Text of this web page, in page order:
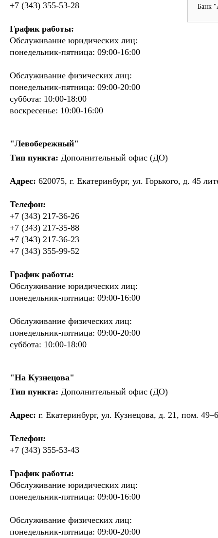
Банк
+7 (343) 355-53-28
График работы:
Обслуживание юридических лиц:
понедельник-пятница: 09:00-16:00
Обслуживание физических лиц:
понедельник-пятница: 09:00-20:00
суббота: 10:00-18:00
воскресенье: 10:00-16:00
"Левобережный"
Тип пункта: Дополнительный офис (ДО)
Адрес: 620075, г. Екатеринбург, ул. Горького, д. 45
Телефон:
+7 (343) 217-36-26
+7 (343) 217-35-88
+7 (343) 217-36-23
+7 (343) 355-99-52
График работы:
Обслуживание юридических лиц:
понедельник-пятница: 09:00-16:00
Обслуживание физических лиц:
понедельник-пятница: 09:00-20:00
суббота: 10:00-18:00
"На Кузнецова"
Тип пункта: Дополнительный офис (ДО)
Адрес: г. Екатеринбург, ул. Кузнецова, д. 21, пом.
Телефон:
+7 (343) 355-53-43
График работы:
Обслуживание юридических лиц:
понедельник-пятница: 09:00-16:00
Обслуживание физических лиц:
понедельник-пятница: 09:00-20:00